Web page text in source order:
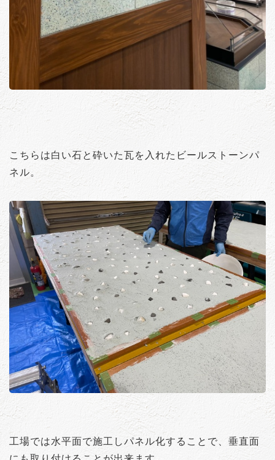
こちらは白い石と砕いた瓦を入れたビールストーンパ
ネル。
工場では水平面で施工しパネル化することで、垂直面